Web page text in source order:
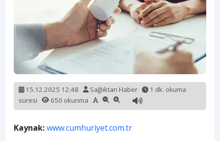
15.12.2025 12:48 Sağlıktan Haber
1 dk. okuma
süresi
650 okunma
Kaynak:www.cumhuriyet.com.tr